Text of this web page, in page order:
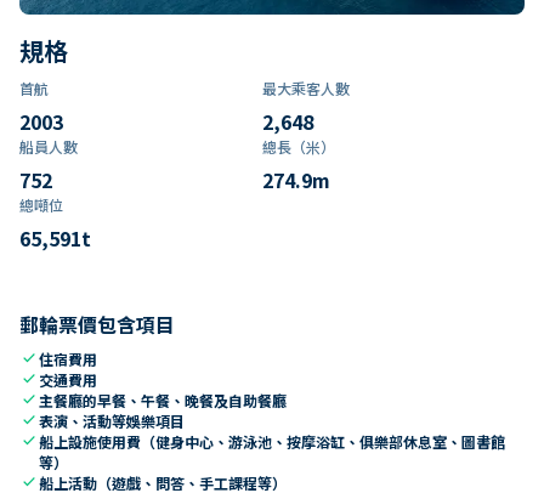
規格
首航
2003
最大乘客人數
2,648
船員人數
752
總長（米）
274.9m
總噸位
65,591t
郵輪票價包含項目
check住宿費用
check 交通費用
check 主餐廳的早餐、午餐、晚餐及自助餐廳
check表演、活動等娛樂項目
check船上設施使用費（健身中心、游泳池、按摩浴缸、俱樂部休息室、圖書館
等）
check船上活動（遊戲、問答、手工課程等）